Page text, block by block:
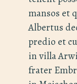
mansos et
Albertus
predio et
in villa
frater